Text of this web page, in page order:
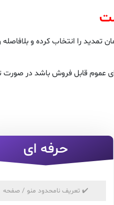
را انتخاب کرده و
عموم قابل فروش باشد در صورت
حرفه ای
✔️تعریف نامحدود منو / صفحه